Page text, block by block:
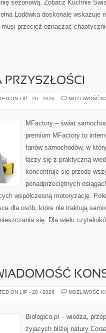
sezonową. Zobacz Kuchnie
Lodówka doskonale wskazuje
musi przecież oznaczać
PRZYSZŁOŚCI
ON LIP - 20 - 2026
MOŻLIWOŚĆ
MFactory – świat
premium MFactory to
fanów samochodów, w
łączy się z praktyczną
koncentruje się przede
ponadprzeciętnych
współczesną motoryzację.
dla osób, które nie traktują
się. Dla wielu
ON LIP - 20 - 2026
MOŻLIWOŚĆ
Biologico.pl – wiedza,
żyjących bliżej natury